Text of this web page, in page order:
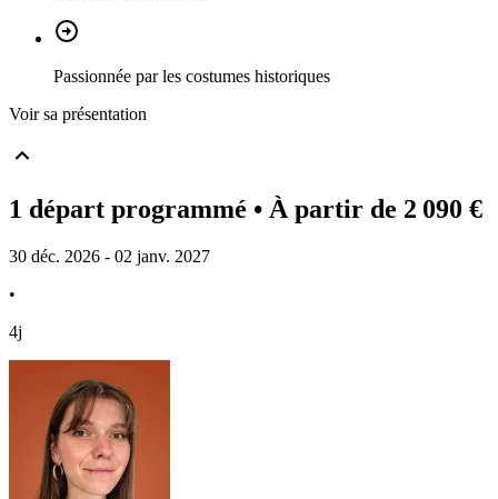
Passionnée par les costumes historiques
Voir sa présentation
1 départ programmé • À partir de 2 090 €
30 déc. 2026 - 02 janv. 2027
•
4j